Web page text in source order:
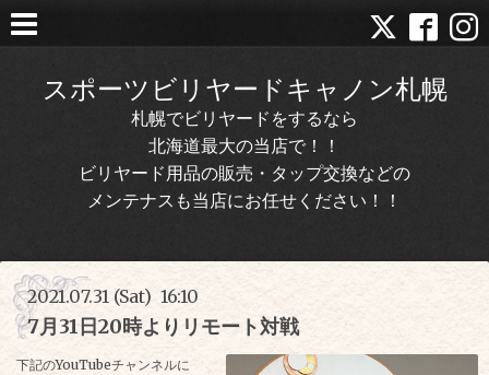
スポーツビリヤードキャノン札幌
札幌でビリヤードをするなら
北海道最大の当店で！！
ビリヤード用品の販売・タップ交換などの
メンテナスも当店にお任せください！！
2021.07.31 (Sat) 16:10
7月31日20時よりリモート対戦
下記のYouTubeチャンネルに